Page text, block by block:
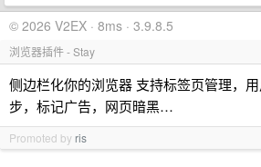
© 2026 V2EX · 8ms · 3.9.8.5
浏览器插件 - Stay
侧边栏化你的浏览器 支持标签页管理，
步，标记广告，网页暗黑…
Promoted by ris